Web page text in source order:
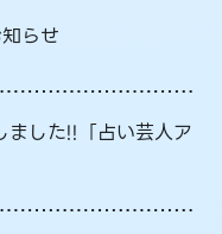
らせ
ました!!「占い芸人ア